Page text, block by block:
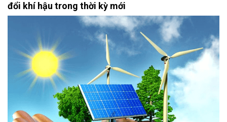
đổi khí hậu trong thời kỳ mới